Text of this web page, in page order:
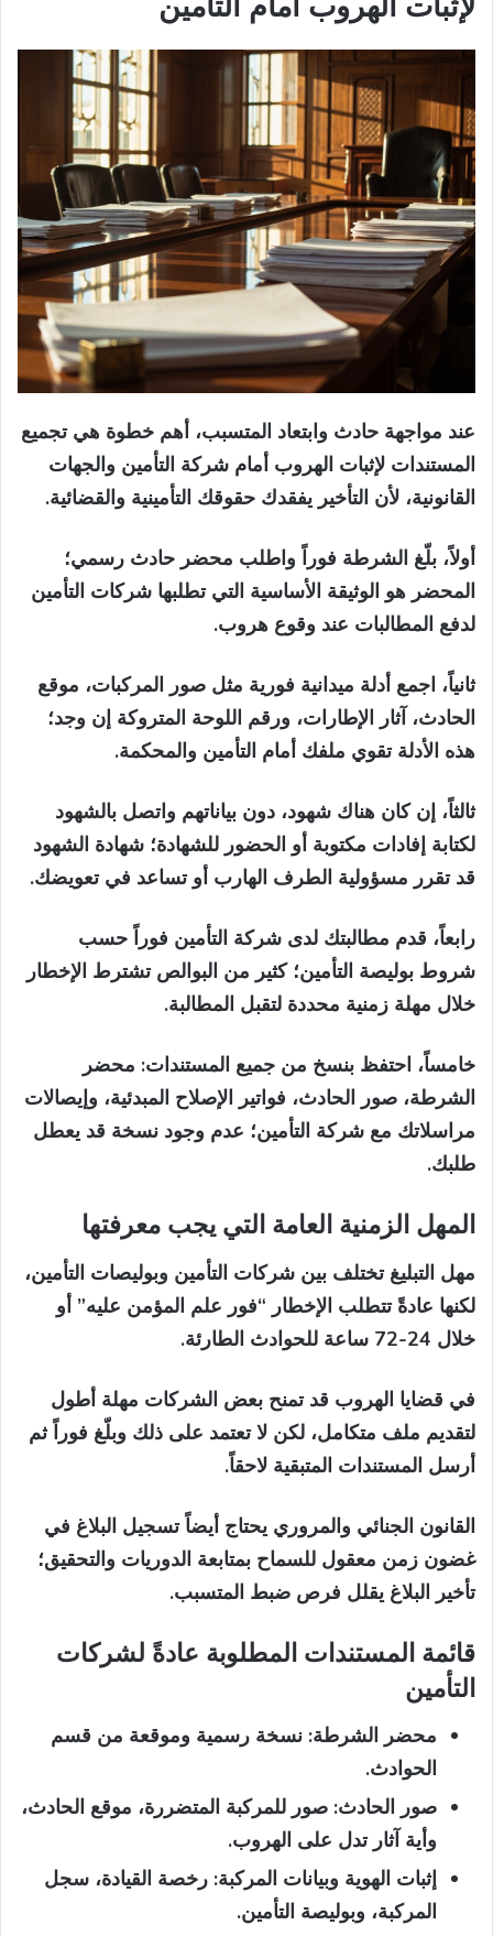
عند مواجهة حادث وابتعاد المتسبب، أهم خطوة هي تجميع
المستندات لإثبات الهروب أمام شركة التأمين والجهات
القانونية، لأن التأخير يفقدك حقوقك التأمينية والقضائية.
أولاً، بلّغ الشرطة فوراً واطلب محضر حادث رسمي؛
المحضر هو الوثيقة الأساسية التي تطلبها شركات التأمين
لدفع المطالبات عند وقوع هروب.
ثانياً، اجمع أدلة ميدانية فورية مثل صور المركبات، موقع
الحادث، آثار الإطارات، ورقم اللوحة المتروكة إن وجد؛
هذه الأدلة تقوي ملفك أمام التأمين والمحكمة.
ثالثاً، إن كان هناك شهود، دون بياناتهم واتصل بالشهود
لكتابة إفادات مكتوبة أو الحضور للشهادة؛ شهادة الشهود
قد تقرر مسؤولية الطرف الهارب أو تساعد في تعويضك.
رابعاً، قدم مطالبتك لدى شركة التأمين فوراً حسب
شروط بوليصة التأمين؛ كثير من البوالص تشترط الإخطار
خلال مهلة زمنية محددة لتقبل المطالبة.
خامساً، احتفظ بنسخ من جميع المستندات: محضر
الشرطة، صور الحادث، فواتير الإصلاح المبدئية، وإيصالات
مراسلاتك مع شركة التأمين؛ عدم وجود نسخة قد يعطل
طلبك.
المهل الزمنية العامة التي يجب معرفتها
مهل التبليغ تختلف بين شركات التأمين وبوليصات التأمين،
لكنها عادةً تتطلب الإخطار “فور علم المؤمن عليه” أو
خلال 24-72 ساعة للحوادث الطارئة.
في قضايا الهروب قد تمنح بعض الشركات مهلة أطول
لتقديم ملف متكامل، لكن لا تعتمد على ذلك وبلّغ فوراً ثم
أرسل المستندات المتبقية لاحقاً.
القانون الجنائي والمروري يحتاج أيضاً تسجيل البلاغ في
غضون زمن معقول للسماح بمتابعة الدوريات والتحقيق؛
تأخير البلاغ يقلل فرص ضبط المتسبب.
قائمة المستندات المطلوبة عادةً لشركات
التأمين
محضر الشرطة: نسخة رسمية وموقعة من قسم
الحوادث.
صور الحادث: صور للمركبة المتضررة، موقع الحادث،
وأية آثار تدل على الهروب.
إثبات الهوية وبيانات المركبة: رخصة القيادة، سجل
المركبة، وبوليصة التأمين.